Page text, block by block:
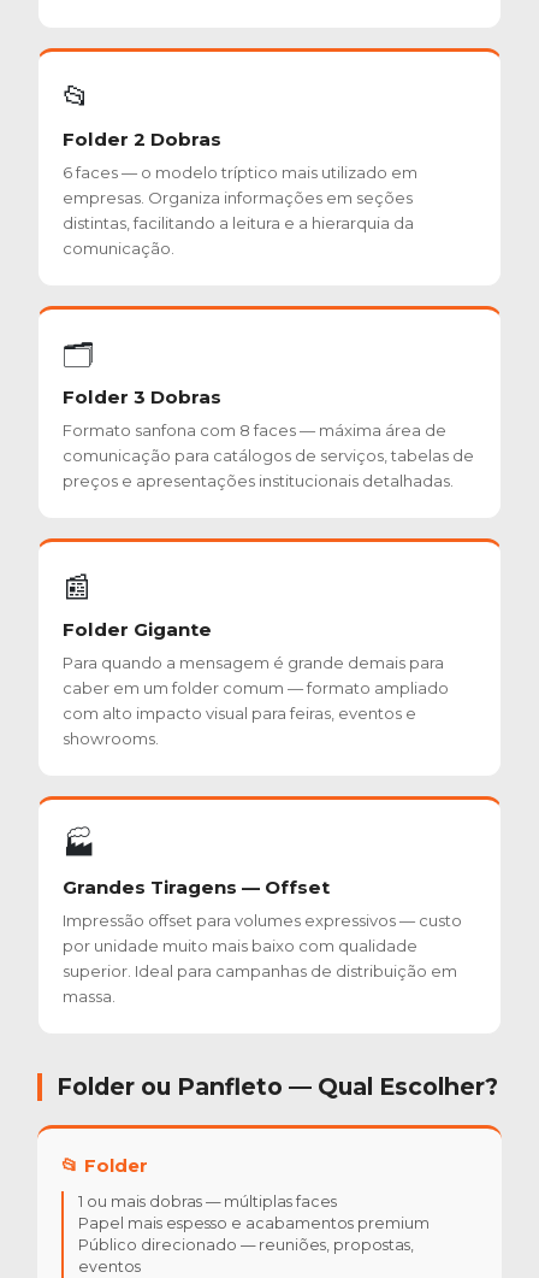
📂
Folder 2 Dobras
6 faces — o modelo tríptico mais utilizado em
empresas. Organiza informações em seções
distintas, facilitando a leitura e a hierarquia da
comunicação.
🗂️
Folder 3 Dobras
Formato sanfona com 8 faces — máxima área de
comunicação para catálogos de serviços, tabelas de
preços e apresentações institucionais detalhadas.
📰
Folder Gigante
Para quando a mensagem é grande demais para
caber em um folder comum — formato ampliado
com alto impacto visual para feiras, eventos e
showrooms.
🏭
Grandes Tiragens — Offset
Impressão offset para volumes expressivos — custo
por unidade muito mais baixo com qualidade
superior. Ideal para campanhas de distribuição em
massa.
Folder ou Panfleto — Qual Escolher?
📂 Folder
1 ou mais dobras — múltiplas faces
Papel mais espesso e acabamentos premium
Público direcionado — reuniões, propostas,
eventos